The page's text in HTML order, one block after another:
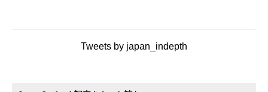
Tweets by japan_indepth